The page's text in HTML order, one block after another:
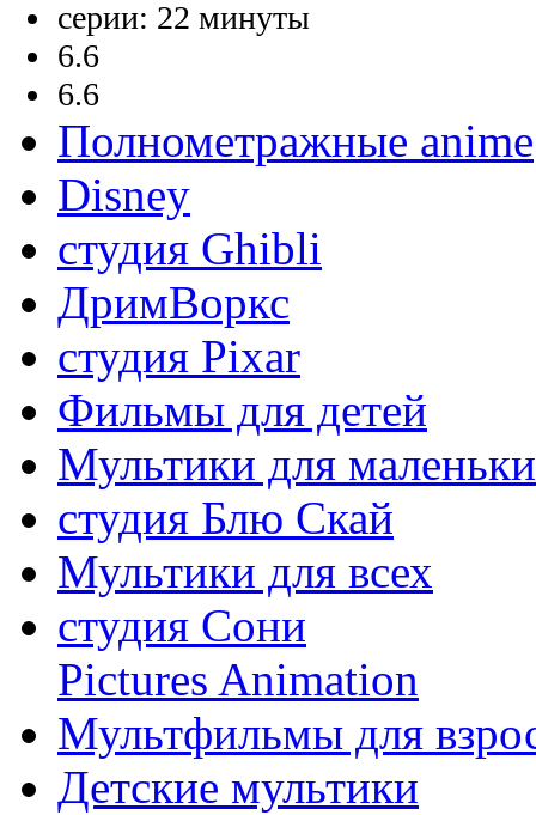
серии: 22 минуты
6.6
6.6
Полнометражные anime
Disney
студия Ghibli
ДримВоркс
студия Pixar
Фильмы для детей
Мультики для
студия Блю Скай
Мультики для всех
студия Сони
Pictures Animation
Мультфильмы для
Детские мультики